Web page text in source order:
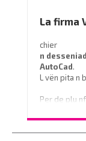
o telefoné al
La firma
chier
n
AutoCad.
L vën pita n
Per de plu
o scrì na e-